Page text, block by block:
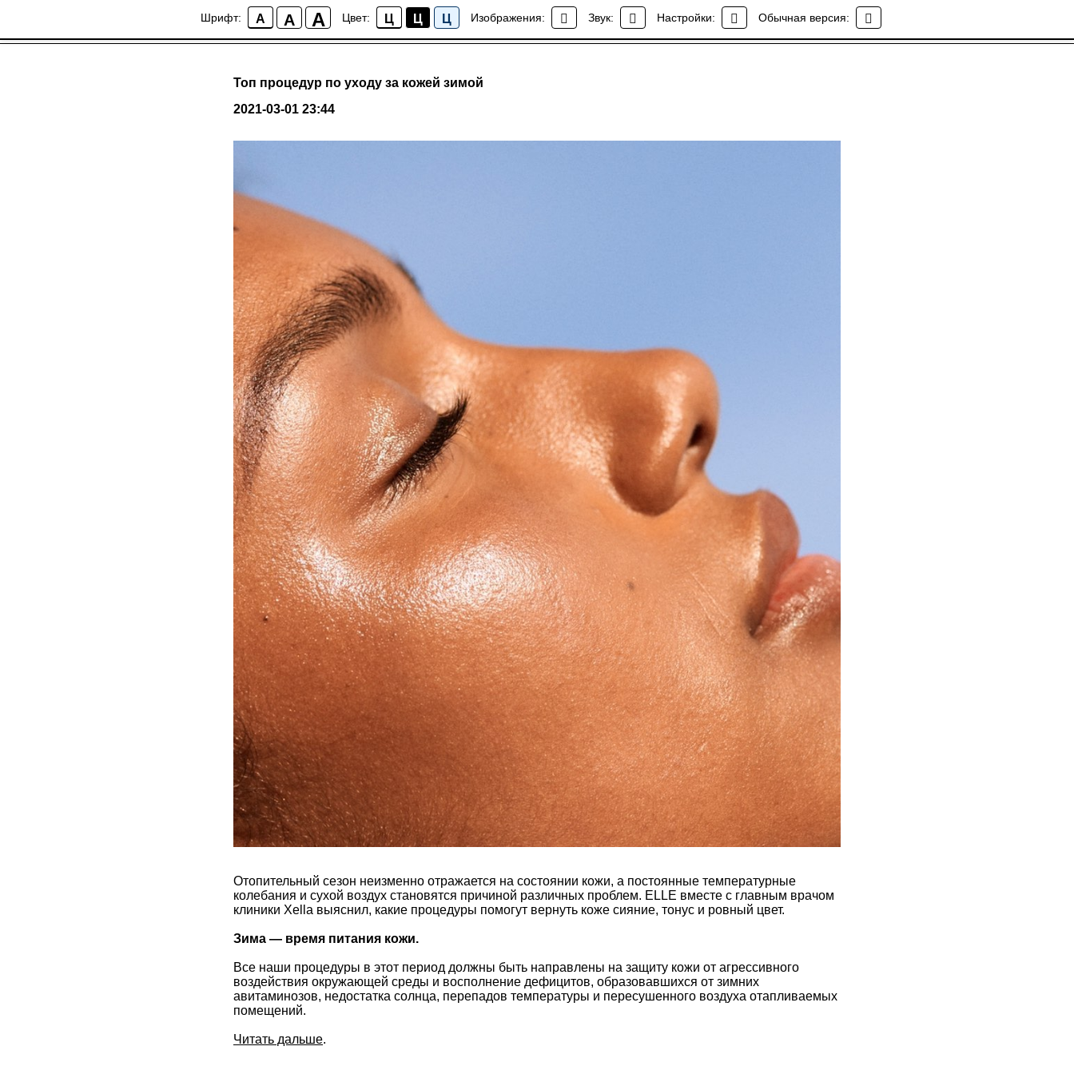
Шрифт: A A A Цвет: Ц Ц Ц Изображения: Звук: Настройки: Обычная версия:
СМИ о клинике
Топ процедур по уходу за кожей зимой
2021-03-01 23:44
Отопительный сезон неизменно отражается на состоянии кожи, а постоянные температурные
колебания и сухой воздух становятся причиной различных проблем. ELLE вместе с главным врачом
клиники Xella выяснил, какие процедуры помогут вернуть коже сияние, тонус и ровный цвет.
Зима — время питания кожи.
Все наши процедуры в этот период должны быть направлены на защиту кожи от агрессивного
воздействия окружающей среды и восполнение дефицитов, образовавшихся от зимних
авитаминозов, недостатка солнца, перепадов температуры и пересушенного воздуха отапливаемых
помещений.
Читать дальше.